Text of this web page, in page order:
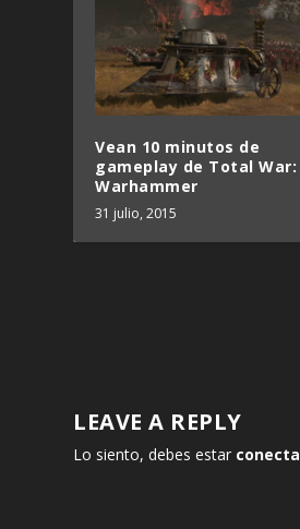
Vean 10 minutos de
gameplay de Total War:
Warhammer
31 julio, 2015
LEAVE A REPLY
Lo siento, debes estar